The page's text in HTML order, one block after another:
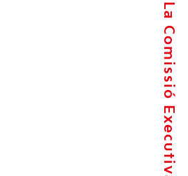
La Comissió Executiva